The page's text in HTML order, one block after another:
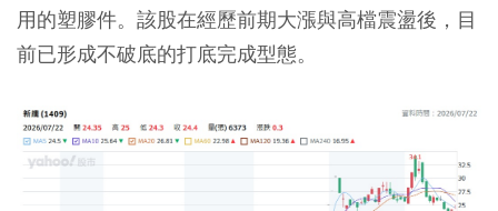
用的塑膠件。該股在經歷前期大漲與高檔震盪後，目
前已形成不破底的打底完成型態。